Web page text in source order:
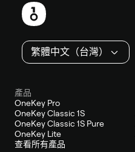
繁體中文（台灣）
產品
OneKey Pro
OneKey Classic 1S
OneKey Classic 1S Pure
OneKey Lite
查看所有產品